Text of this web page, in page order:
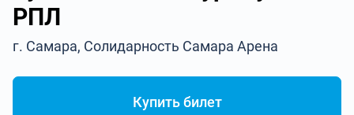
РПЛ
г. Самара, Солидарность Самара Арена
Купить билет